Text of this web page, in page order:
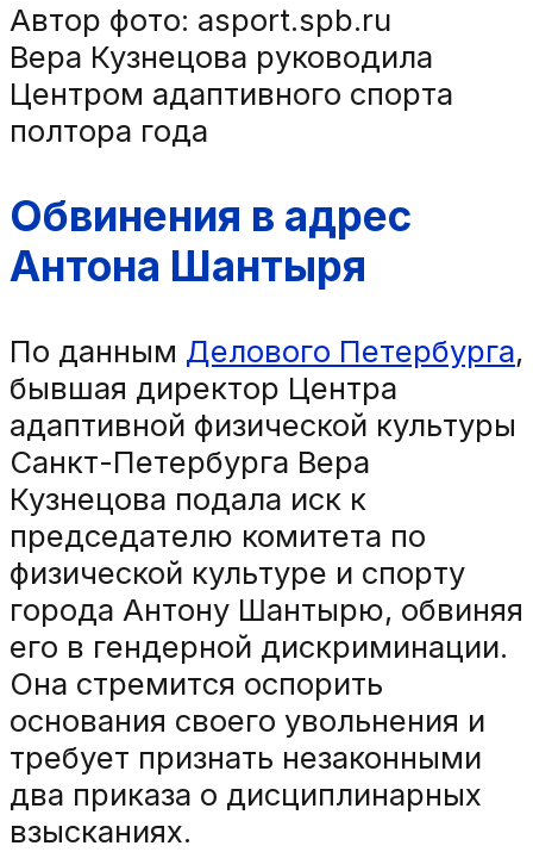
Автор фото: asport.spb.ru
Вера Кузнецова руководила
Центром адаптивного спорта
полтора года
Обвинения в адрес
Антона Шантыря
По данным Делового Петербурга,
бывшая директор Центра
адаптивной физической культуры
Санкт-Петербурга Вера
Кузнецова подала иск к
председателю комитета по
физической культуре и спорту
города Антону Шантырю, обвиняя
его в гендерной дискриминации.
Она стремится оспорить
основания своего увольнения и
требует признать незаконными
два приказа о дисциплинарных
взысканиях.